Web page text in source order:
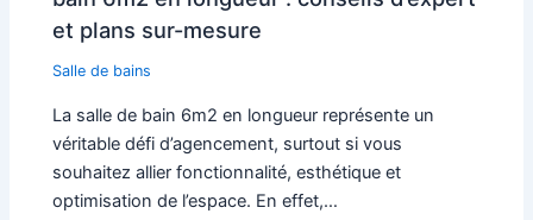
et plans sur-mesure
Salle de bains
La salle de bain 6m2 en longueur représente un
véritable défi d’agencement, surtout si vous
souhaitez allier fonctionnalité, esthétique et
optimisation de l’espace. En effet,…